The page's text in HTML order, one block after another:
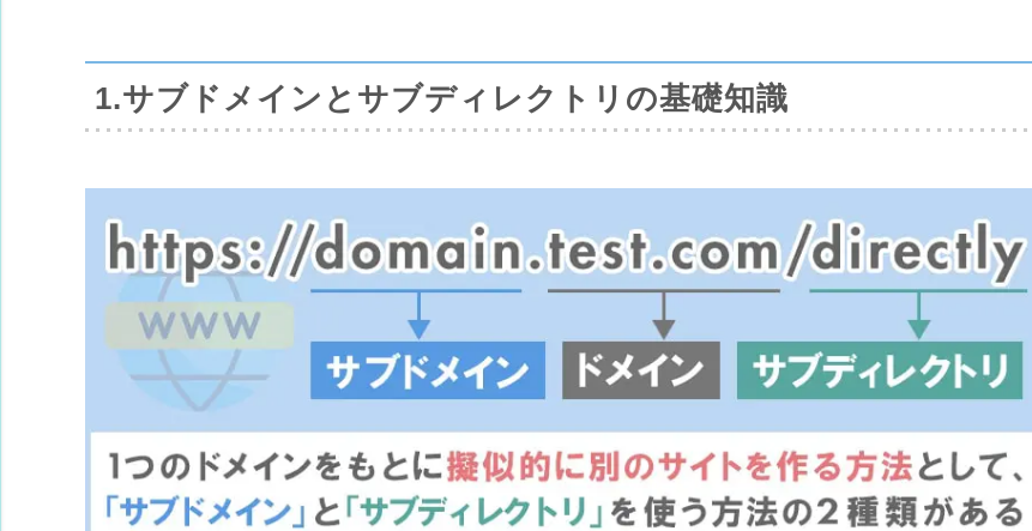
1.サブドメインとサブディレクトリの基礎知識